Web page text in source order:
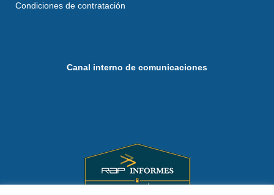
Condiciones de contratación
Canal interno de comunicaciones